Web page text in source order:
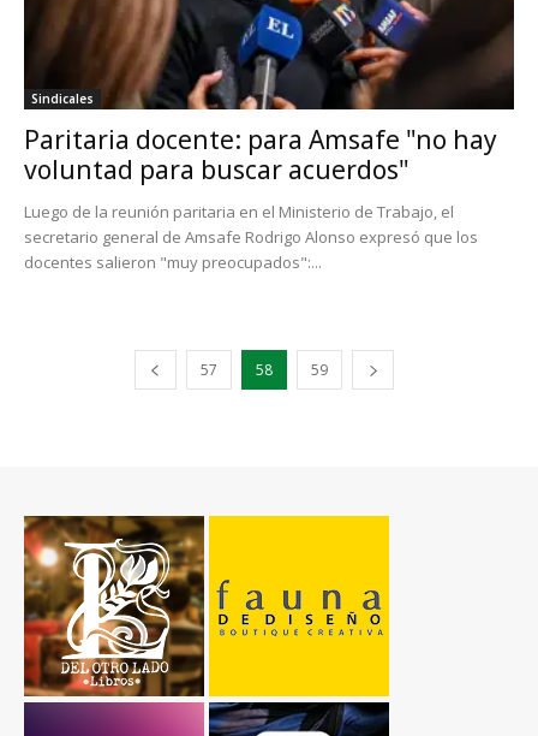
Sindicales
Paritaria docente: para Amsafe "no hay
voluntad para buscar acuerdos"
Luego de la reunión paritaria en el Ministerio de Trabajo, el
secretario general de Amsafe Rodrigo Alonso expresó que los
docentes salieron "muy preocupados":...
57 58 59